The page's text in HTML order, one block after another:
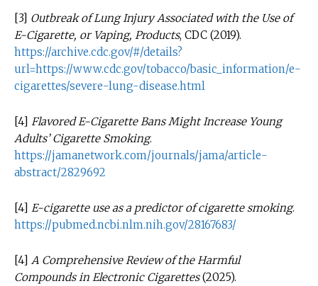
[3] Outbreak of Lung Injury Associated with the Use of
E-Cigarette, or Vaping, Products, CDC (2019).
https://archive.cdc.gov/#/details?
url=https://www.cdc.gov/tobacco/basic_information/e-
cigarettes/severe-lung-disease.html
[4] Flavored E-Cigarette Bans Might Increase Young
Adults’ Cigarette Smoking.
https://jamanetwork.com/journals/jama/article-
abstract/2829692
[4] E-cigarette use as a predictor of cigarette smoking.
https://pubmed.ncbi.nlm.nih.gov/28167683/
[4] A Comprehensive Review of the Harmful
Compounds in Electronic Cigarettes(2025).